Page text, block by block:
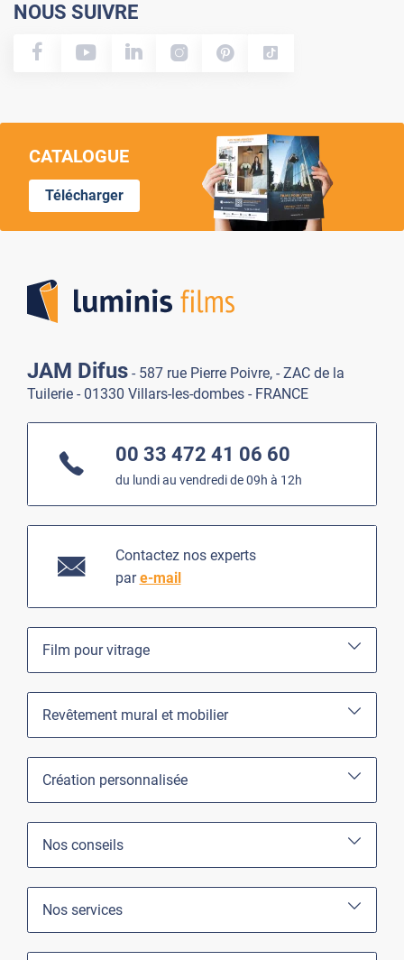
NOUS SUIVRE
CATALOGUE
Télécharger
JAM Difus - 587 rue Pierre Poivre, - ZAC de la
Tuilerie - 01330 Villars-les-dombes - FRANCE
00 33 472 41 06 60
du lundi au vendredi de 09h à 12h
Contactez nos experts
pare-mail
Film pour vitrage
Revêtement mural et mobilier
Création personnalisée
Nos conseils
Nos services